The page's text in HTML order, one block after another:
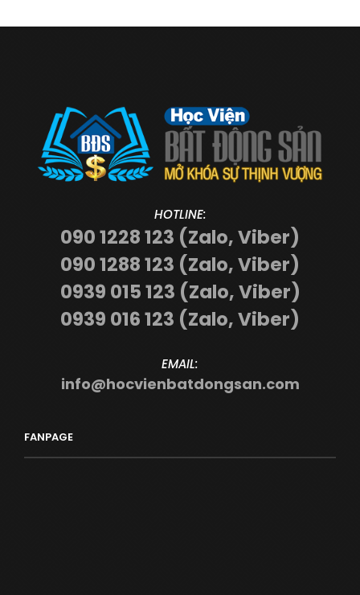
HOTLINE:
090 1228 123 (Zalo, Viber)
090 1288 123 (Zalo, Viber)
0939 015 123 (Zalo, Viber)
0939 016 123 (Zalo, Viber)
EMAIL:
info@hocvienbatdongsan.com
FANPAGE